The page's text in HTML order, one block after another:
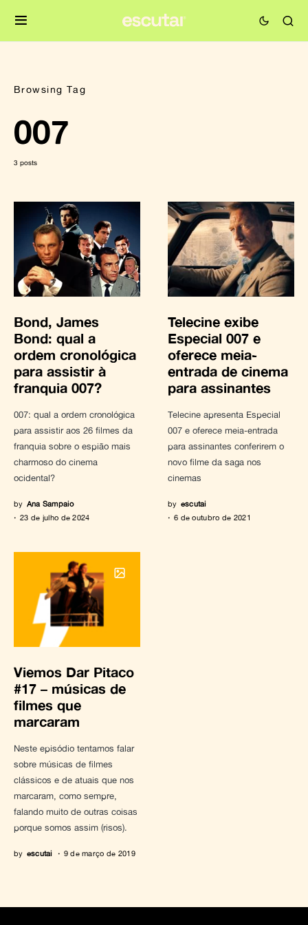
Browsing Tag
007
3 posts
Bond, James
Bond: qual a
ordem cronológica
para assistir à
franquia 007?
007: qual a ordem cronológica
para assistir aos 26 filmes da
franquia sobre o espião mais
charmoso do cinema
ocidental?
by Ana Sampaio
23 de julho de 2024
Telecine exibe
Especial 007 e
oferece meia-
entrada de cinema
para assinantes
Telecine apresenta Especial
007 e oferece meia-entrada
para assinantes conferirem o
novo filme da saga nos
cinemas
by escutai
6 de outubro de 2021
Viemos Dar Pitaco
#17 – músicas de
filmes que
marcaram
Neste episódio tentamos falar
sobre músicas de filmes
clássicos e de atuais que nos
marcaram, como sempre,
falando muito de outras coisas
porque somos assim (risos).
by escutai 9 de março de 2019